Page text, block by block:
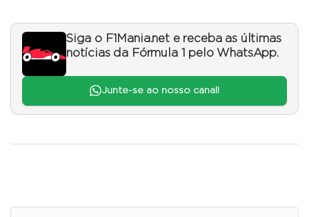
Siga o F1Mania.net e receba as últimas
notícias da Fórmula 1 pelo WhatsApp.
Junte-se ao nosso canal!